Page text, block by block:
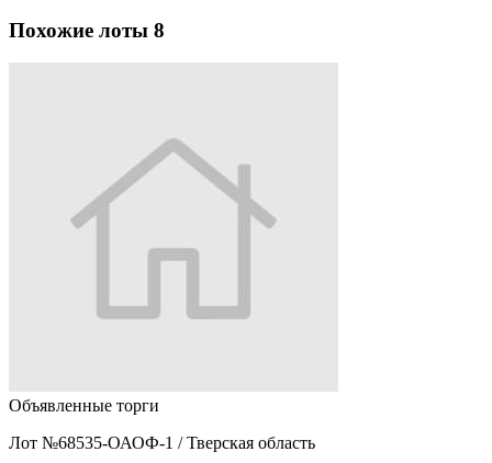
Похожие лоты 8
Объявленные торги
Лот №68535-ОАОФ-1 / Тверская область